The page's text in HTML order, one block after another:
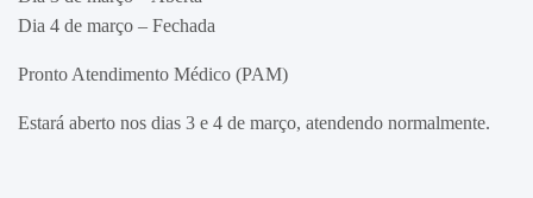
Dia 4 de março – Fechada
Pronto Atendimento Médico (PAM)
Estará aberto nos dias 3 e 4 de março, atendendo normalmente.